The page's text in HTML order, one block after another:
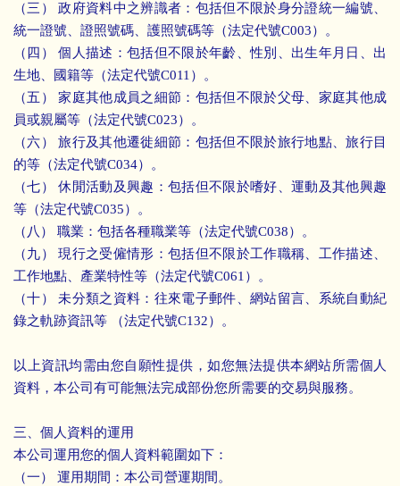
（三） 政府資料中之辨識者：包括但不限於身分證統一編號、
統一證號、證照號碼、護照號碼等（法定代號C003）。
（四） 個人描述：包括但不限於年齡、性別、出生年月日、出
生地、國籍等（法定代號C011）。
（五） 家庭其他成員之細節：包括但不限於父母、家庭其他成
員或親屬等（法定代號C023）。
（六） 旅行及其他遷徙細節：包括但不限於旅行地點、旅行目
的等（法定代號C034）。
（七） 休閒活動及興趣：包括但不限於嗜好、運動及其他興趣
等（法定代號C035）。
（八） 職業：包括各種職業等（法定代號C038）。
（九） 現行之受僱情形：包括但不限於工作職稱、工作描述、
工作地點、產業特性等（法定代號C061）。
（十） 未分類之資料：往來電子郵件、網站留言、系統自動紀
錄之軌跡資訊等 （法定代號C132）。
以上資訊均需由您自願性提供，如您無法提供本網站所需個人
資料，本公司有可能無法完成部份您所需要的交易與服務。
三、個人資料的運用
本公司運用您的個人資料範圍如下：
（一） 運用期間：本公司營運期間。